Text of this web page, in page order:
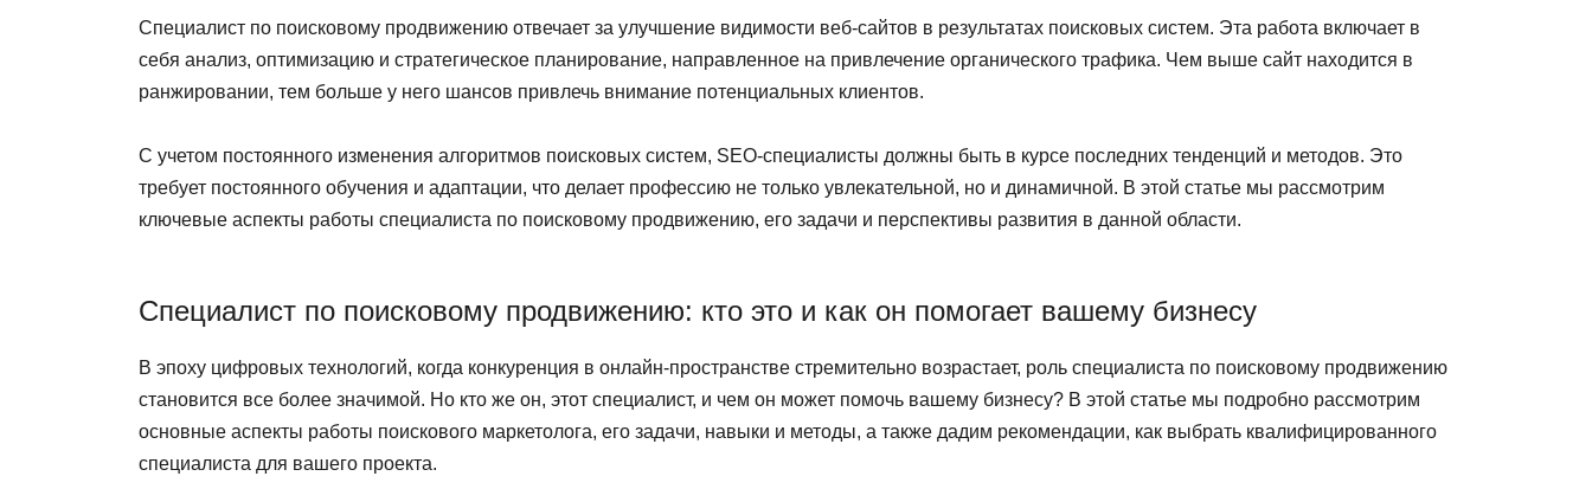
Специалист по поисковому продвижению отвечает за улучшение видимости веб-сайтов в результатах поисковых систем. Эта работа включает в
себя анализ, оптимизацию и стратегическое планирование, направленное на привлечение органического трафика. Чем выше сайт находится в
ранжировании, тем больше у него шансов привлечь внимание потенциальных клиентов.
С учетом постоянного изменения алгоритмов поисковых систем, SEO-специалисты должны быть в курсе последних тенденций и методов. Это
требует постоянного обучения и адаптации, что делает профессию не только увлекательной, но и динамичной. В этой статье мы рассмотрим
ключевые аспекты работы специалиста по поисковому продвижению, его задачи и перспективы развития в данной области.
Специалист по поисковому продвижению: кто это и как он помогает вашему бизнесу
В эпоху цифровых технологий, когда конкуренция в онлайн-пространстве стремительно возрастает, роль специалиста по поисковому продвижению
становится все более значимой. Но кто же он, этот специалист, и чем он может помочь вашему бизнесу? В этой статье мы подробно рассмотрим
основные аспекты работы поискового маркетолога, его задачи, навыки и методы, а также дадим рекомендации, как выбрать квалифицированного
специалиста для вашего проекта.